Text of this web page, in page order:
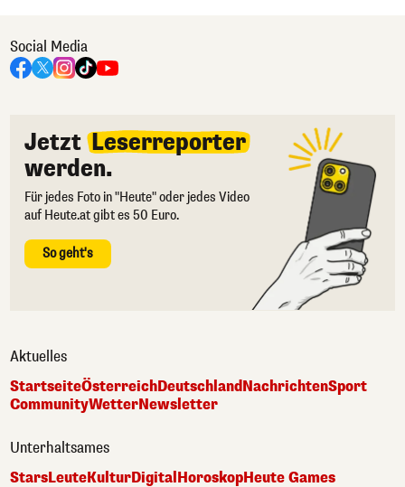
Social Media
Jetzt Leserreporter
werden.
Für jedes Foto in "Heute" oder jedes Video
auf Heute.at gibt es 50 Euro.
So geht's
Aktuelles
StartseiteÖsterreichDeutschlandNachrichtenSport
CommunityWetterNewsletter
Unterhaltsames
StarsLeuteKulturDigital HoroskopHeute Games